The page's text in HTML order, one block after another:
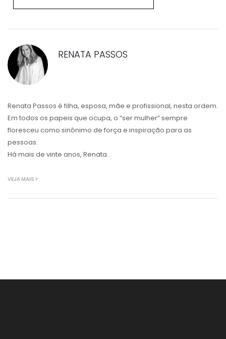
RENATA PASSOS
Renata Passos é filha, esposa, mãe e profissional, nesta ordem.
Em todos os papeis que ocupa, o “ser mulher” sempre
floresceu como sinônimo de força e inspiração para as
pessoas.
Há mais de vinte anos, Renata..
VEJA MAIS